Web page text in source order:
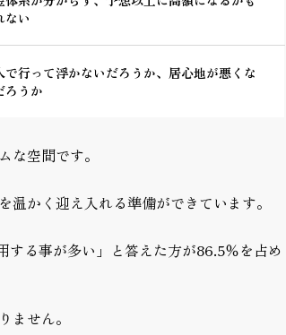
ない
で行って浮かないだろうか、居心地が悪くな
ろうか
な空間です。
かく迎え入れる準備ができています。
る事が多い」と答えた方が86.5％を占め
ません。